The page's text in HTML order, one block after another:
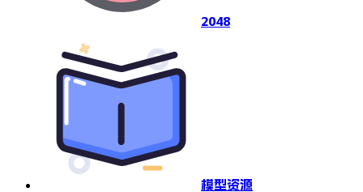
2048
模型资源